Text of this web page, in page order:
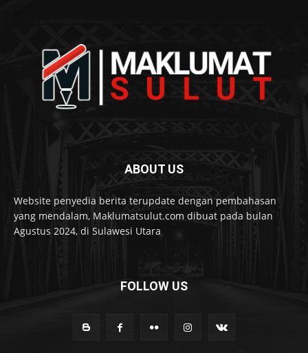
ABOUT US
Website penyedia berita terupdate dengan pembahasan
yang mendalam, Maklumatsulut.com dibuat pada bulan
Agustus 2024, di Sulawesi Utara
FOLLOW US